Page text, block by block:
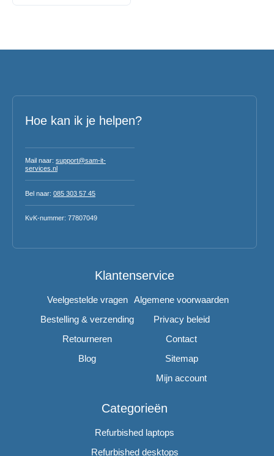
Hoe kan ik je helpen?
Mail naar: support@sam-it-
services.nl
Bel naar: 085 303 57 45
KvK-nummer: 77807049
Klantenservice
Veelgestelde vragen
Bestelling & verzending
Retourneren
Blog
Algemene voorwaarden
Privacy beleid
Contact
Sitemap
Mijn account
Categorieën
Refurbished laptops
Refurbished desktops